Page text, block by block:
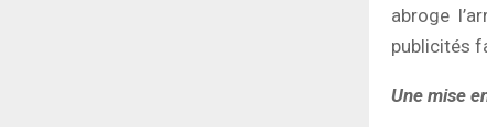
abroge
publicités
Une mise